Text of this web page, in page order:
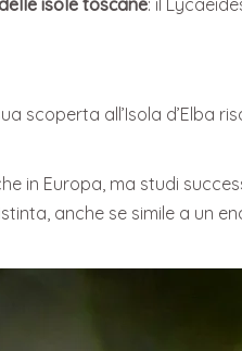
isole toscane: il
scoperta all’Isola d’Elba
in Europa, ma studi
anche se simile a un